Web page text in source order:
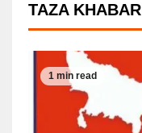
TAZA KHABAR
1 min read